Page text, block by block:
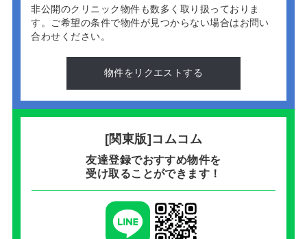
非公開のクリニック物件も数多く取り扱っておりま
す。 ご希望の条件で物件が見つからない場合はお問い
合わせください。
物件をリクエストする
[関東版]コムコム
友達登録でおすすめ物件を
受け取ることができます！